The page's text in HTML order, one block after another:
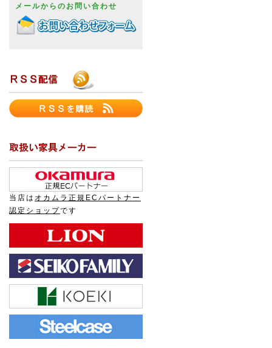
メールからのお問い合わせ
当店は オカムラ正規ECパートナー
認定ショップです